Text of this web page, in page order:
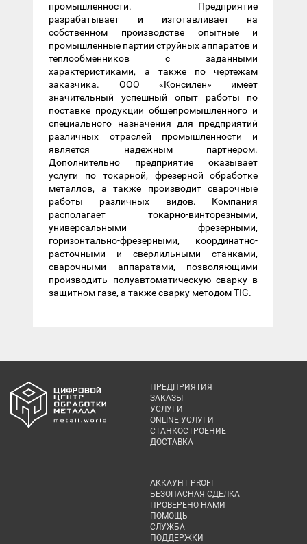
промышленности. Предприятие
разрабатывает и изготавливает на
собственном производстве опытные и
промышленные партии струйных аппаратов и
теплообменников с заданными
характеристиками, а также по чертежам
заказчика. ООО «Консилен» имеет
значительный успешный опыт работы по
поставке продукции общепромышленного и
специального назначения для предприятий
различных отраслей промышленности и
является надежным партнером.
Дополнительно предприятие оказывает
услуги по токарной, фрезерной обработке
металлов, а также производит сварочные
работы различных видов. Компания
располагает токарно-винторезными,
универсальными фрезерными,
горизонтально-фрезерными, координатно-
расточными и сверлильными станками,
сварочными аппаратами, позволяющими
производить полуавтоматическую сварку в
защитном газе, а также сварку методом TIG.
ПРЕДПРИЯТИЯ
ЗАКАЗЫ
УСЛУГИ
ONLINE УСЛУГИ
СТАНКОСТРОЕНИЕ
ДОСТАВКА
АККАУНТ PROFI
БЕЗОПАСНАЯ СДЕЛКА
ПРОВЕРЕНО НАМИ
ПОМОЩЬ
СЛУЖБА
ПОДДЕРЖКИ